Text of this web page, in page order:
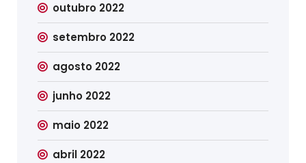
outubro 2022
setembro 2022
agosto 2022
junho 2022
maio 2022
abril 2022